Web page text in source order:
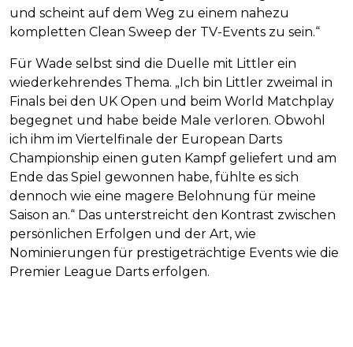
und scheint auf dem Weg zu einem nahezu
kompletten Clean Sweep der TV-Events zu sein.“
Für Wade selbst sind die Duelle mit Littler ein
wiederkehrendes Thema. „Ich bin Littler zweimal in
Finals bei den UK Open und beim World Matchplay
begegnet und habe beide Male verloren. Obwohl
ich ihm im Viertelfinale der European Darts
Championship einen guten Kampf geliefert und am
Ende das Spiel gewonnen habe, fühlte es sich
dennoch wie eine magere Belohnung für meine
Saison an.“ Das unterstreicht den Kontrast zwischen
persönlichen Erfolgen und der Art, wie
Nominierungen für prestigeträchtige Events wie die
Premier League Darts erfolgen.